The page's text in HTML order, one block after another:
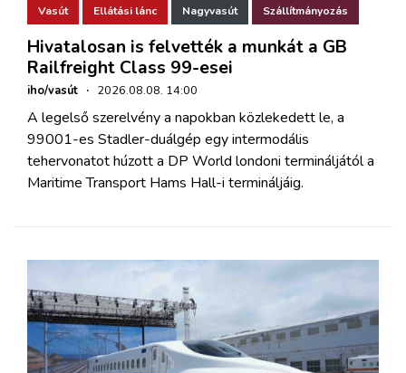
Vasút Ellátási lánc Nagyvasút Szállítmányozás
Hivatalosan is felvették a munkát a GB
Railfreight Class 99-esei
iho/vasút · 2026.08.08. 14:00
A legelső szerelvény a napokban közlekedett le, a
99001-es Stadler-duálgép egy intermodális
tehervonatot húzott a DP World londoni termináljától a
Maritime Transport Hams Hall-i termináljáig.